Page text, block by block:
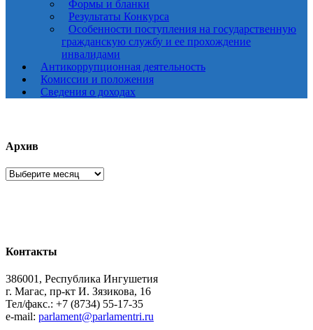
Формы и бланки
Результаты Конкурса
Особенности поступления на государственную
гражданскую службу и ее прохождение
инвалидами
Антикоррупционная деятельность
Комиссии и положения
Сведения о доходах
Архив
Архив
Контакты
386001, Республика Ингушетия
г. Магас, пр-кт И. Зязикова, 16
Тел/факс.: +7 (8734) 55-17-35
e-mail: parlament@parlamentri.ru